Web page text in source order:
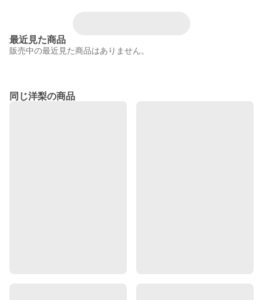
最近見た商品
販売中の最近見た商品はありません。
同じ洋梨の商品